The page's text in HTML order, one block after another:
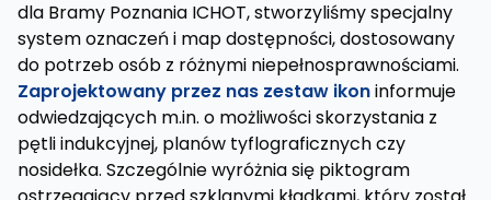
dla Bramy Poznania ICHOT, stworzyliśmy specjalny
system oznaczeń i map dostępności, dostosowany
do potrzeb osób z różnymi niepełnosprawnościami.
Zaprojektowany przez nas zestaw ikoninformuje
odwiedzających m.in. o możliwości skorzystania z
pętli indukcyjnej, planów tyflograficznych czy
nosidełka. Szczególnie wyróżnia się piktogram